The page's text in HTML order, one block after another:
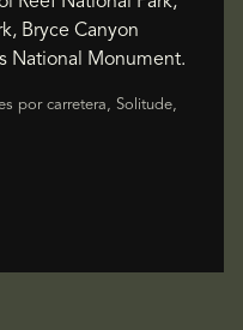
Bryce Canyon
National Monument.
por carretera, Solitude,